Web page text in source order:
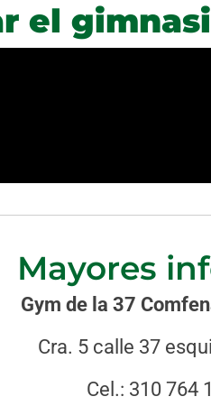
el
Mayores
Gym de la 37
Cra. 5 calle 37
Cel.: 310 764